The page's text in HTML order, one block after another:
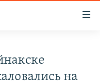
на